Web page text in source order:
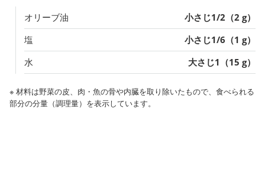
オリーブ油
小さじ1/2（2 g）
塩
小さじ1/6（1 g）
水
大さじ1（15 g）
※ 材料は野菜の皮、肉・魚の骨や内臓を取り除いたもので、食べられる
部分の分量（調理量）を表示しています。